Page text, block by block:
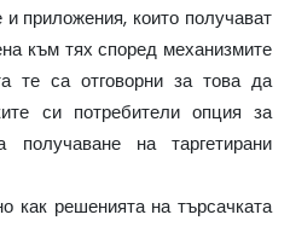
приложения, които получават
към тях според механизмите
те са отговорни за това да
си потребители опция за
получаване на таргетирани
как решенията на търсачката